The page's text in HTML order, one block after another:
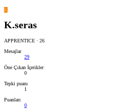
K
K.seras
APPRENTICE · 26
Mesajlar
29
Öne Çıkan İçerikler
0
Tepki puanı
1
Puanları
0